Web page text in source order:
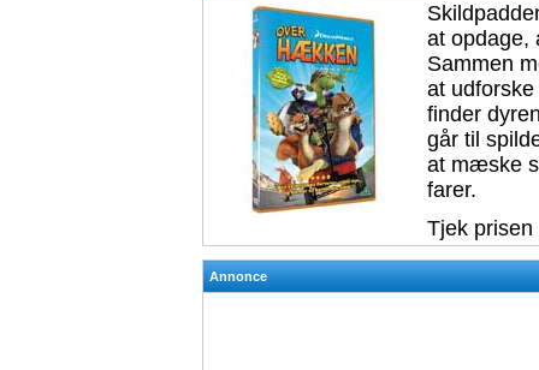
at opdage,
Sammen
at
finder
går til
at mæske
farer.
Tjek
Annonce